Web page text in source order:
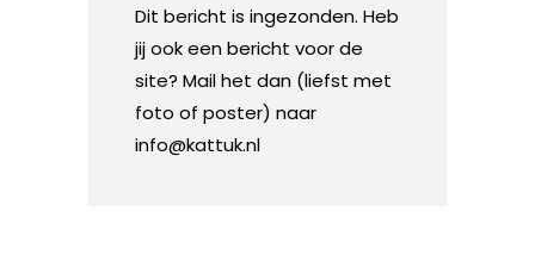
Dit bericht is ingezonden. Heb
jij ook een bericht voor de
site? Mail het dan (liefst met
foto of poster) naar
info@kattuk.nl